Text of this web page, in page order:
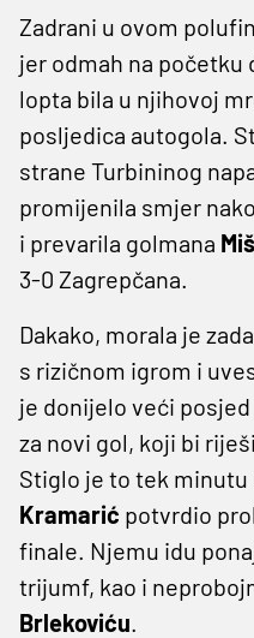
Zadrani u ovom
jer odmah na početku
lopta bila u njihovoj
posljedica autogola.
strane Turbininog
promijenila smjer
i prevarila golmana
3-0 Zagrepčana.
Dakako, morala je
s rizičnom igrom i
je donijelo veći
za novi gol, koji bi
Stiglo je to tek minutu
Kramarić potvrdio
finale. Njemu idu
trijumf, kao i
Brlekoviću.